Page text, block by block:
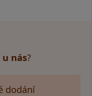
nás?
dodání